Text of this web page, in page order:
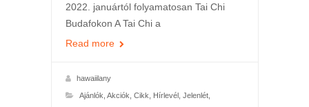
2022. januártól folyamatosan Tai Chi
Budafokon A Tai Chi a
Read more
hawaiilany
Ajánlók Akciók Cikk Hírlevél, Jelenlét,